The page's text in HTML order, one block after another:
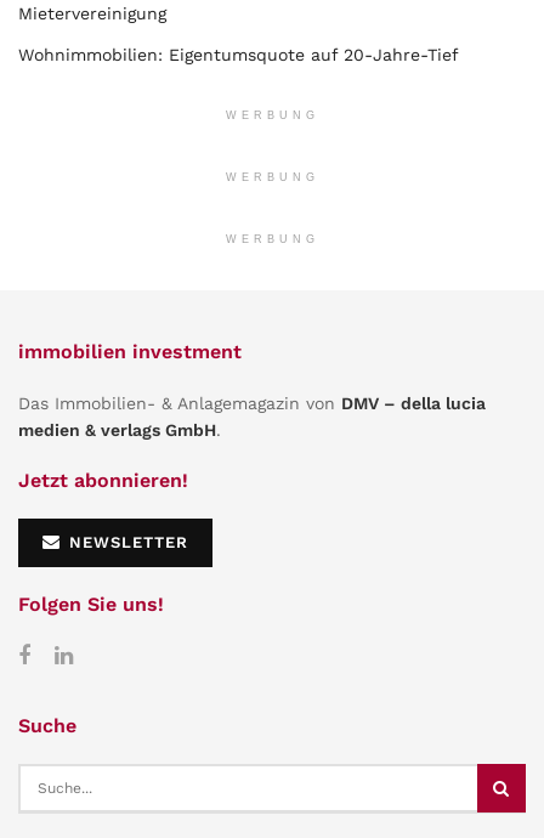
Mietervereinigung
Wohnimmobilien: Eigentumsquote auf 20-Jahre-Tief
WERBUNG
WERBUNG
WERBUNG
immobilien investment
Das Immobilien- & Anlagemagazin von DMV – della lucia
medien & verlags GmbH.
Jetzt abonnieren!
NEWSLETTER
Folgen Sie uns!
Suche